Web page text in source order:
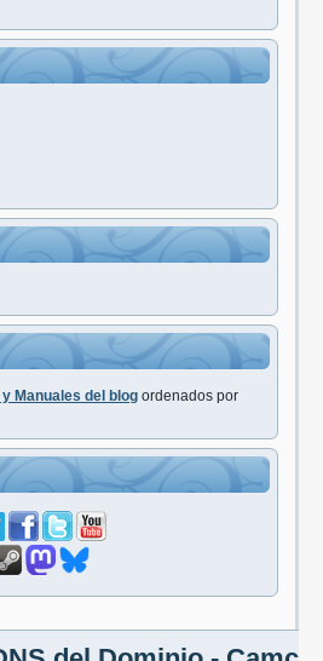
Manuales del blog ordenados por